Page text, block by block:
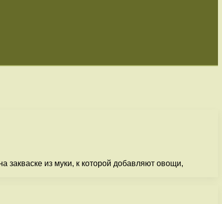
из муки, к которой добавляют овощи,